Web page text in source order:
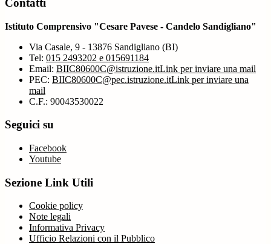
Contatti
Istituto Comprensivo "Cesare Pavese - Candelo Sandigliano"
Via Casale, 9 - 13876 Sandigliano (BI)
Tel: 015 2493202 e 015691184
Email: BIIC80600C@istruzione.itLink per inviare una mail
PEC: BIIC80600C@pec.istruzione.itLink per inviare una
mail
C.F.: 90043530022
Seguici su
Facebook
Youtube
Sezione Link Utili
Cookie policy
Note legali
Informativa Privacy
Ufficio Relazioni con il Pubblico